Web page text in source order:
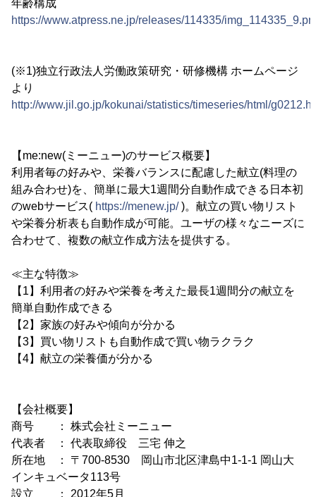
年齢構成
https://www.atpress.ne.jp/releases/114335/
(※1)独立行政法人労働政策研究・研修機構 ホームページ
より
http://www.jil.go.jp/kokunai/statistics/timeseries/html/
【me:new(ミーニュー)のサービス概要】
利用者毎の好みや、栄養バランスに配慮した献立(料理の
組み合わせ)を、簡単に最大1週間分自動作成できる日本初
のwebサービス( https://menew.jp/)。献立の買い物リスト
や栄養分析表も自動作成が可能。ユーザの様々なニーズに
合わせて、複数の献立作成方法を提供する。
≪主な特徴≫
【1】利用者の好みや栄養を考えた最長1週間分の献立を
簡単自動作成できる
【2】家族の好みや傾向が分かる
【3】買い物リストも自動作成で買い物ラクラク
【4】献立の栄養価が分かる
【会社概要】
商号 ： 株式会社ミーニュー
代表者 ： 代表取締役 三宅 伸之
所在地 ： 〒700-8530 岡山市北区津島中1-1-1 岡山大
インキュベータ113号
設立 ： 2012年5月